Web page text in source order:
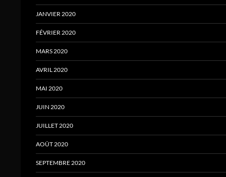
JANVIER 2020
FÉVRIER 2020
MARS 2020
AVRIL 2020
MAI 2020
JUIN 2020
JUILLET 2020
AOÛT 2020
SEPTEMBRE 2020